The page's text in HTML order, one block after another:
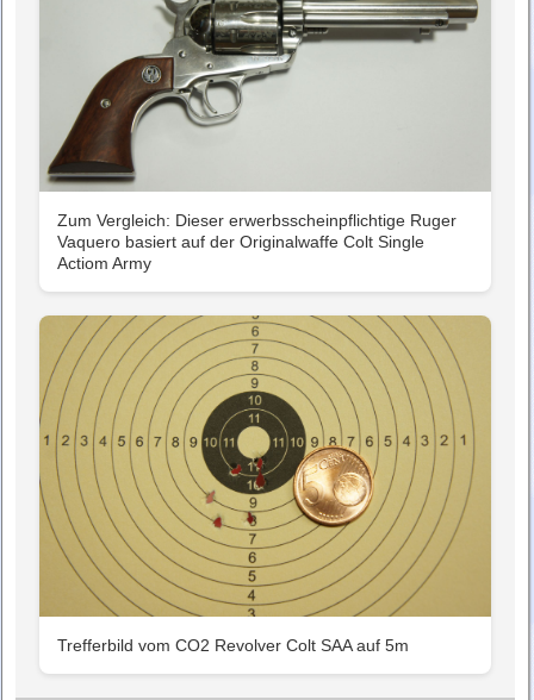
Zum Vergleich: Dieser erwerbsscheinpflichtige Ruger
Vaquero basiert auf der Originalwaffe Colt Single
Actiom Army
Trefferbild vom CO2 Revolver Colt SAA auf 5m